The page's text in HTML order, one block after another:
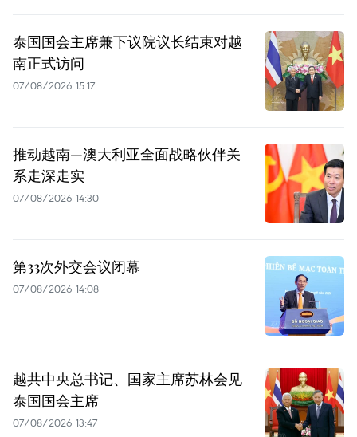
泰国国会主席兼下议院议长结束对越
南正式访问
07/08/2026 15:17
推动越南—澳大利亚全面战略伙伴关
系走深走实
07/08/2026 14:30
第33次外交会议闭幕
07/08/2026 14:08
越共中央总书记、国家主席苏林会见
泰国国会主席
07/08/2026 13:47